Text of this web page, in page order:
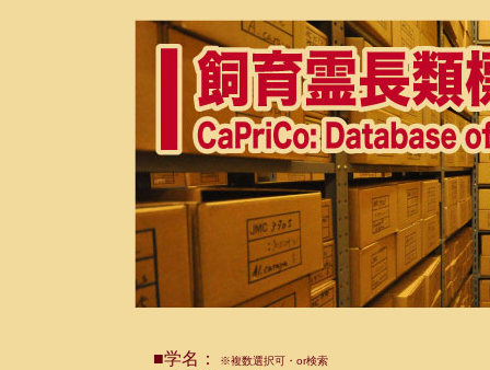
■学名： ※複数選択可・or検索